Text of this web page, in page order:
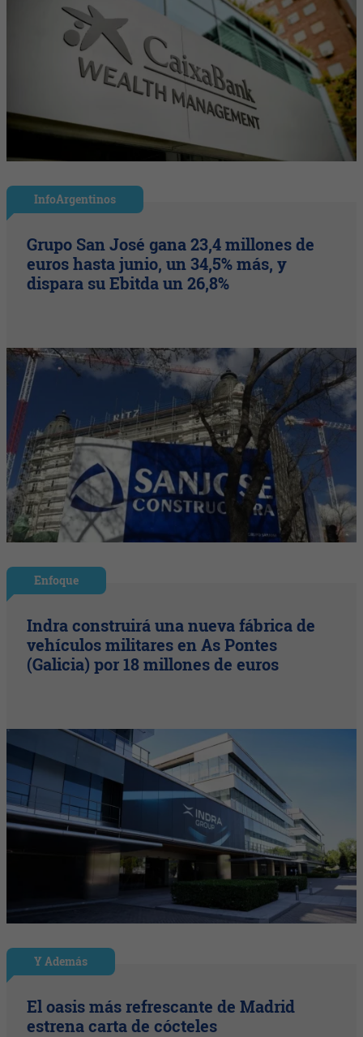
InfoArgentinos
Grupo San José gana 23,4 millones de
euros hasta junio, un 34,5% más, y
dispara su Ebitda un 26,8%
Enfoque
Indra construirá una nueva fábrica de
vehículos militares en As Pontes
(Galicia) por 18 millones de euros
Y Además
El oasis más refrescante de Madrid
estrena carta de cócteles